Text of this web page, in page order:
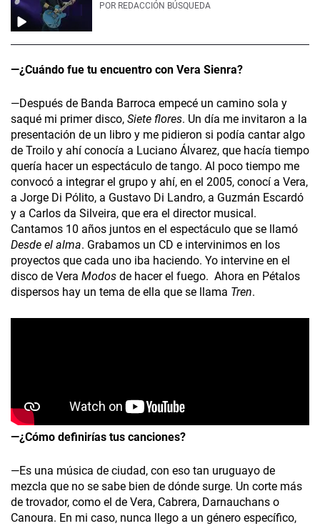
POR REDACCIÓN BÚSQUEDA
—¿Cuándo fue tu encuentro con Vera Sienra?
—Después de Banda Barroca empecé un camino sola y
saqué mi primer disco, Siete flores. Un día me invitaron a la
presentación de un libro y me pidieron si podía cantar algo
de Troilo y ahí conocía a Luciano Álvarez, que hacía tiempo
quería hacer un espectáculo de tango. Al poco tiempo me
convocó a integrar el grupo y ahí, en el 2005, conocí a Vera,
a Jorge Di Pólito, a Gustavo Di Landro, a Guzmán Escardó
y a Carlos da Silveira, que era el director musical.
Cantamos 10 años juntos en el espectáculo que se llamó
Desde el alma. Grabamos un CD e intervinimos en los
proyectos que cada uno iba haciendo. Yo intervine en el
disco de Vera Modos de hacer el fuego. Ahora en Pétalos
dispersos hay un tema de ella que se llama Tren.
—¿Cómo definirías tus canciones?
—Es una música de ciudad, con eso tan uruguayo de
mezcla que no se sabe bien de dónde surge. Un corte más
de trovador, como el de Vera, Cabrera, Darnauchans o
Canoura. En mi caso, nunca llego a un género específico,